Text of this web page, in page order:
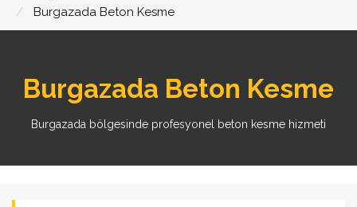
Burgazada Beton Kesme
Burgazada Beton Kesme
Burgazada bölgesinde profesyonel beton kesme hizmeti